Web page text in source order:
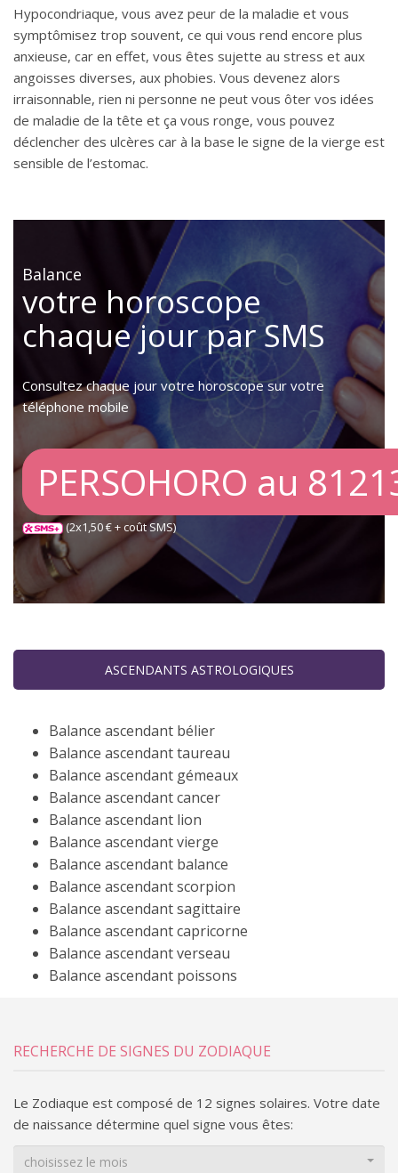
Hypocondriaque, vous avez peur de la maladie et vous
symptômisez trop souvent, ce qui vous rend encore plus
anxieuse, car en effet, vous êtes sujette au stress et aux
angoisses diverses, aux phobies. Vous devenez alors
irraisonnable, rien ni personne ne peut vous ôter vos idées
de maladie de la tête et ça vous ronge, vous pouvez
déclencher des ulcères car à la base le signe de la vierge est
sensible de l’estomac.
Balance
votre horoscope
chaque jour par SMS
Consultez chaque jour votre horoscope sur votre
téléphone mobile
PERSOHORO au
(2x1,50 € + coût SMS)
ASCENDANTS ASTROLOGIQUES
Balance ascendant bélier
Balance ascendant taureau
Balance ascendant gémeaux
Balance ascendant cancer
Balance ascendant lion
Balance ascendant vierge
Balance ascendant balance
Balance ascendant scorpion
Balance ascendant sagittaire
Balance ascendant capricorne
Balance ascendant verseau
Balance ascendant poissons
RECHERCHE DE SIGNES DU ZODIAQUE
Le Zodiaque est composé de 12 signes solaires. Votre date
de naissance détermine quel signe vous êtes:
choisissez le mois